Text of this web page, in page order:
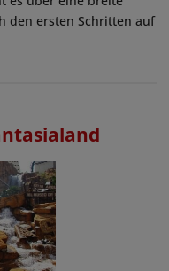
den ersten Schritten auf